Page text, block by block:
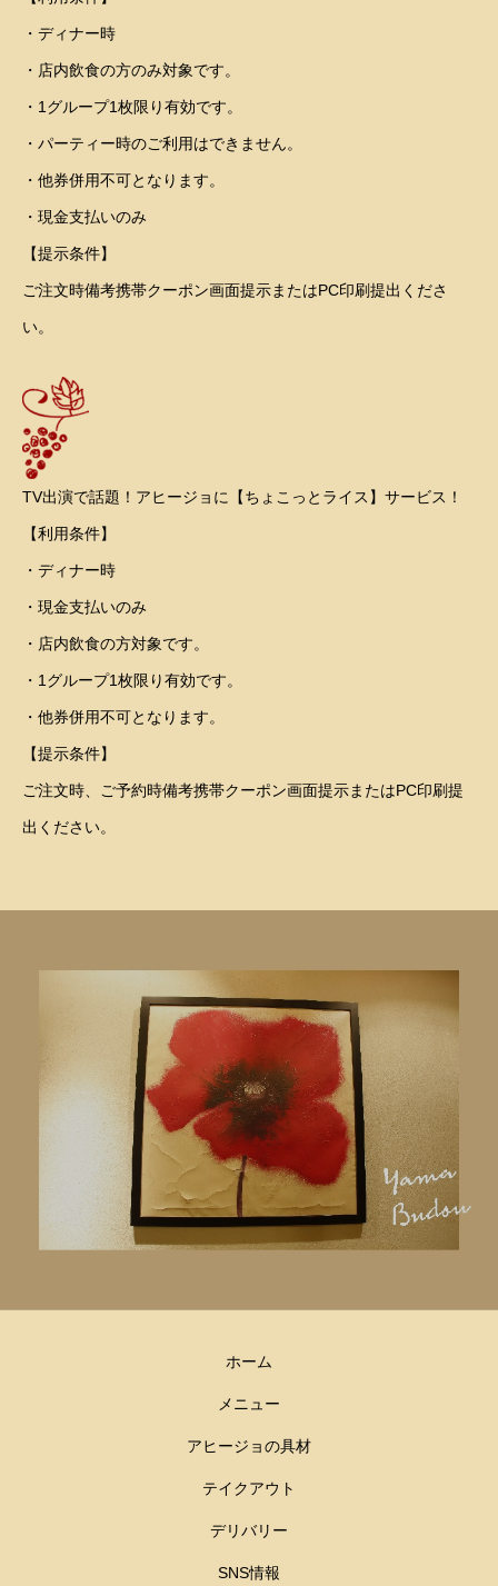
・ディナー時
・店内飲食の方のみ対象です。
・1グループ1枚限り有効です。
・パーティー時のご利用はできません。
・他券併用不可となります。
・現金支払いのみ
【提示条件】
ご注文時備考携帯クーポン画面提示またはPC印刷提出くださ
い。
TV出演で話題！アヒージョに【ちょこっとライス】サービス！
【利用条件】
・ディナー時
・現金支払いのみ
・店内飲食の方対象です。
・1グループ1枚限り有効です。
・他券併用不可となります。
【提示条件】
ご注文時、ご予約時備考携帯クーポン画面提示またはPC印刷提
出ください。
ホーム
メニュー
アヒージョの具材
テイクアウト
デリバリー
SNS情報